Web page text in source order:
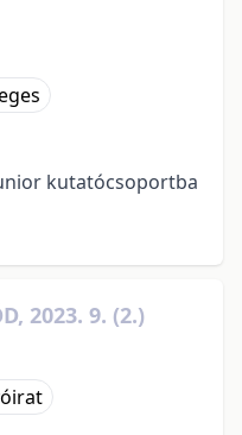
kutatócsoportba
2023. 9. (2.)